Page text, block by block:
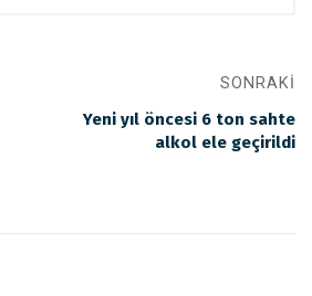
SONRAKI
Yeni yıl öncesi 6 ton sahte
alkol ele geçirildi